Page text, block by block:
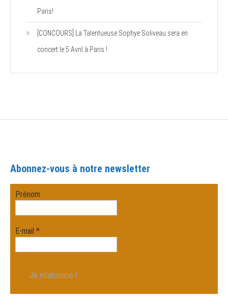
Paris!
[CONCOURS] La Talentueuse Sophye Soliveau sera en
concert le 5 Avril à Paris !
Abonnez-vous à notre newsletter
Prénom
E-mail*